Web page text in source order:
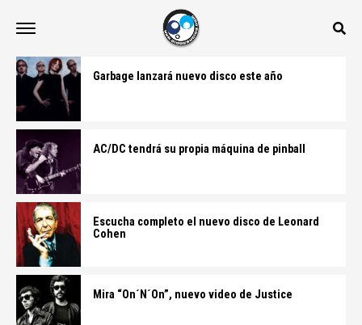
Garbage lanzará nuevo disco este año
AC/DC tendrá su propia máquina de pinball
Escucha completo el nuevo disco de Leonard
Cohen
Mira “On´N´On”, nuevo video de Justice